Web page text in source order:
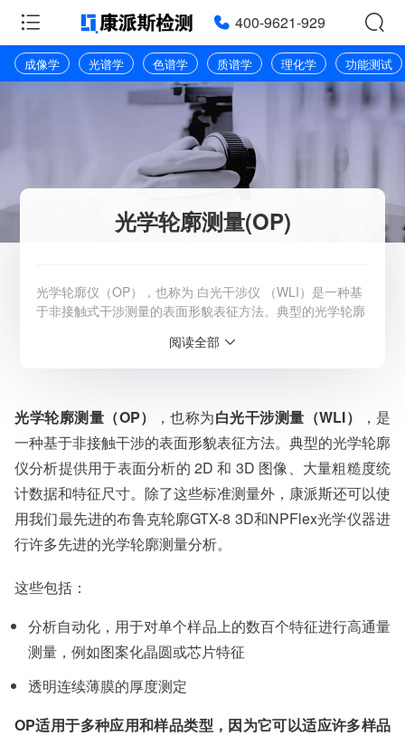
400-9621-929
成像学 光谱学 色谱学 质谱学 理化学 功能测试
光学轮廓测量(OP)
光学轮廓仪（OP），也称为 白光干涉仪 （WLI）是一种基
于非接触式干涉测量的表面形貌表征方法。典型的光学轮廓
特征维度。 除了这些标准测量之外，EAG 还可以使用我们
在单个样品上对数百个特征进行高通量测量，例
阅读全部
光学轮廓测量（OP） ，也称为白光干涉测量（WLI）
，是
一种基于非接触干涉的表面形貌表征方法。典型的光学轮廓
仪分析提供用于表面分析的 2D 和 3D 图像、大量粗糙度统
计数据和特征尺寸。除了这些标准测量外，康派斯还可以使
用我们最先进的布鲁克轮廓GTX-8 3D和NPFlex光学仪器进
行许多先进的光学轮廓测量分析。
这些包括：
分析自动化，用于对单个样品上的数百个特征进行高通量
测量，例如图案化晶圆或芯片特征
透明连续薄膜的厚度测定
OP适用于多种应用和样品类型，因为它可以适应许多样品